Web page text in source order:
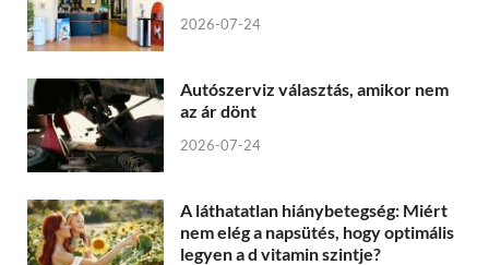
2026-07-24
Autószerviz választás, amikor nem
az ár dönt
2026-07-24
A láthatatlan hiánybetegség: Miért
nem elég a napsütés, hogy optimális
legyen a d vitamin szintje?